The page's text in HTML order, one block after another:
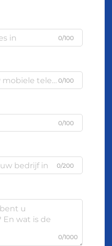
0/100
0/100
0/100
0/200
0/1000